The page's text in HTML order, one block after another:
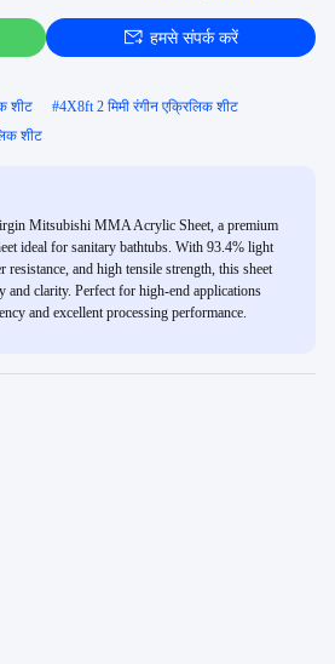
हमसे संपर्क करें
शीट #4X8ft 2 मिमी रंगीन एक्रिलिक शीट
शीट
Mitsubishi MMA Acrylic Sheet, a premium
ideal for sanitary bathtubs. With 93.4% light
resistance, and high tensile strength, this sheet
and clarity. Perfect for high-end applications
and excellent processing performance.